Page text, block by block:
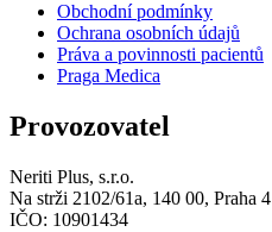
Obchodní podmínky
Ochrana osobních údajů
Práva a povinnosti pacientů
Praga Medica
Provozovatel
Neriti Plus, s.r.o.
Na strži 2102/61a, 140 00, Praha 4
IČO: 10901434